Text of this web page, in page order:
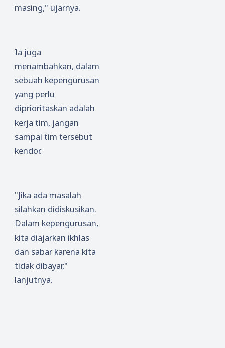
masing," ujarnya.
Ia juga
menambahkan, dalam
sebuah kepengurusan
yang perlu
diprioritaskan adalah
kerja tim, jangan
sampai tim tersebut
kendor.
"Jika ada masalah
silahkan didiskusikan.
Dalam kepengurusan,
kita diajarkan ikhlas
dan sabar karena kita
tidak dibayar,"
lanjutnya.